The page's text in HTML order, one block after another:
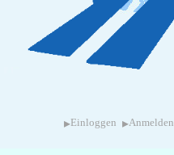
▸ Einloggen ▸Anmelden